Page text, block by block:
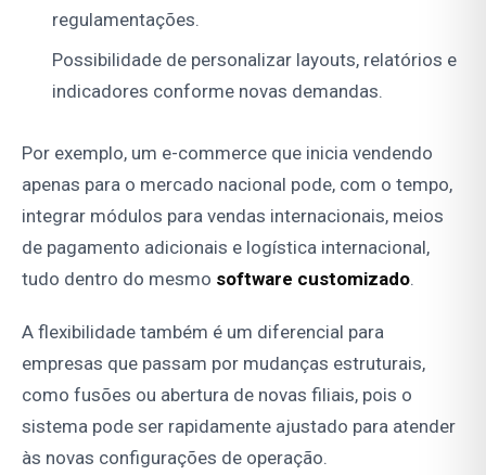
regulamentações.
Possibilidade de personalizar layouts, relatórios e
indicadores conforme novas demandas.
Por exemplo, um e-commerce que inicia vendendo
apenas para o mercado nacional pode, com o tempo,
integrar módulos para vendas internacionais, meios
de pagamento adicionais e logística internacional,
tudo dentro do mesmo software customizado.
A flexibilidade também é um diferencial para
empresas que passam por mudanças estruturais,
como fusões ou abertura de novas filiais, pois o
sistema pode ser rapidamente ajustado para atender
às novas configurações de operação.